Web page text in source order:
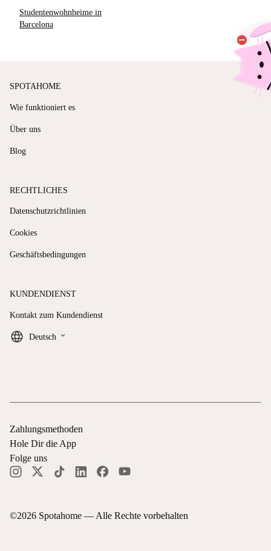
Studentenwohnheime in
Barcelona
SPOTAHOME
Wie funktioniert es
Über uns
Blog
RECHTLICHES
Datenschutzrichtlinien
Cookies
Geschäftsbedingungen
KUNDENDIENST
Kontakt zum Kundendienst
Deutsch keyboard_arrow_down
©2026 Spotahome — Alle Rechte vorbehalten
Zahlungsmethoden
Hole Dir die App
Folge uns